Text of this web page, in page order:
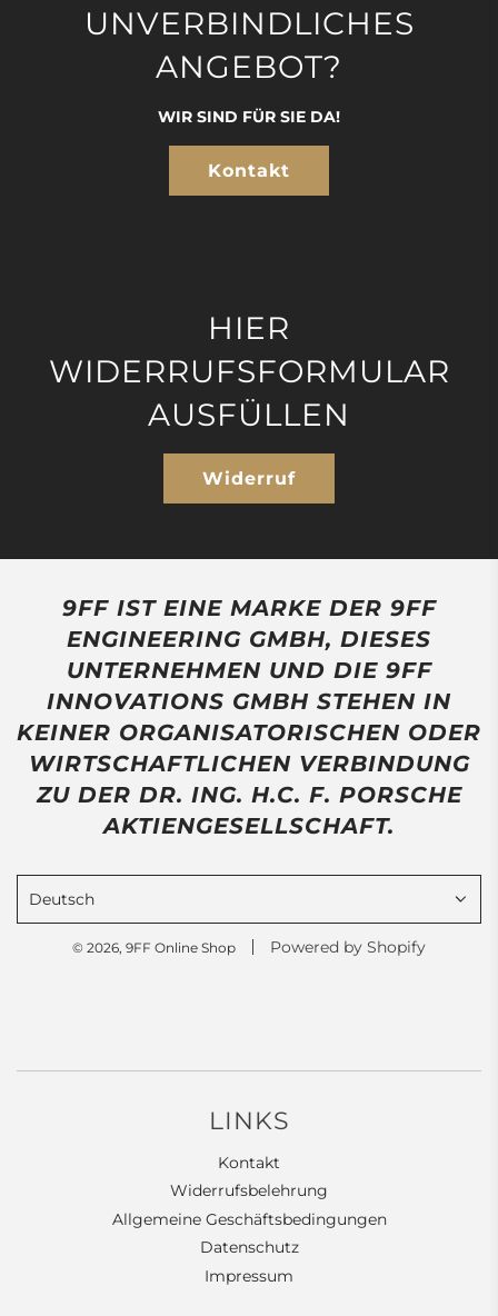
UNVERBINDLICHES
ANGEBOT?
WIR SIND FÜR SIE DA!
Kontakt
HIER
WIDERRUFSFORMULAR
AUSFÜLLEN
Widerruf
9FF IST EINE MARKE DER 9FF
ENGINEERING GMBH, DIESES
UNTERNEHMEN UND DIE 9FF
INNOVATIONS GMBH STEHEN IN
KEINER ORGANISATORISCHEN ODER
WIRTSCHAFTLICHEN VERBINDUNG
ZU DER DR. ING. H.C. F. PORSCHE
AKTIENGESELLSCHAFT.
Deutsch
© 2026, 9FF Online Shop Powered by Shopify
LINKS
Kontakt
Widerrufsbelehrung
Allgemeine Geschäftsbedingungen
Datenschutz
Impressum
JETZT FÜR DEN NEWSLETTER
REGISTRIEREN